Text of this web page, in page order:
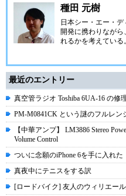
種田 元樹
日本シー・エー・デ
開発に携わりなが
れるかを考えている。
最近のエントリー
真空管ラジオ Toshiba 6UA-16 の修
PM-M0841CK という謎のフルレン
【中華アンプ】 LM3886 Stereo
Volume Control
ついに念願のiPhone 6を手に入れた
真夜中にテニスをする訳
[ロードバイク] 友人のウィリエー